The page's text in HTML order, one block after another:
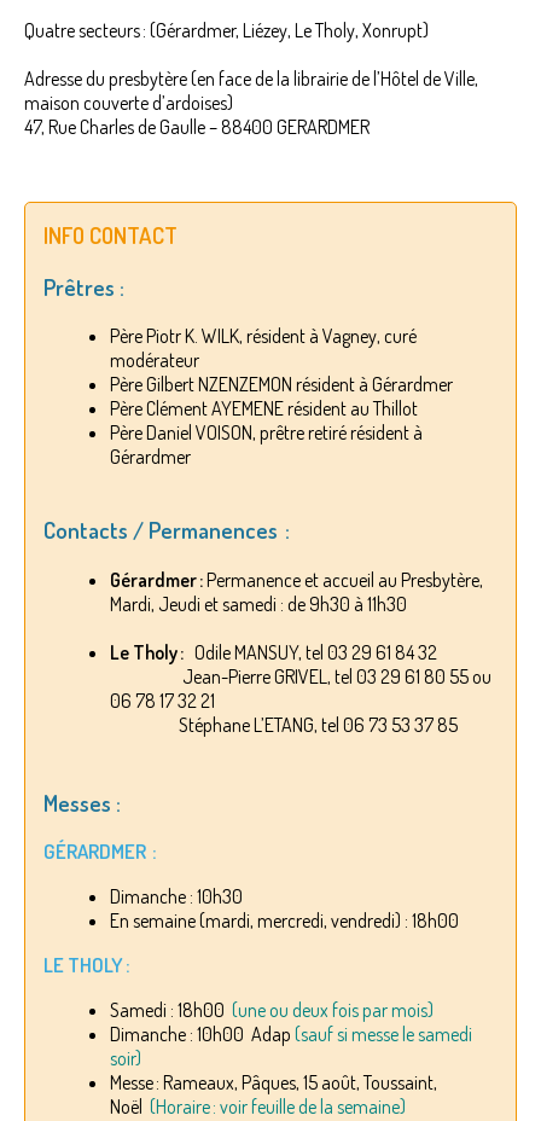
Quatre secteurs : (Gérardmer, Liézey, Le Tholy, Xonrupt)
Adresse du presbytère (en face de la librairie de l’Hôtel de Ville,
maison couverte d’ardoises)
47, Rue Charles de Gaulle – 88400 GERARDMER
INFO CONTACT
Prêtres :
Père Piotr K. WILK, résident à Vagney, curé
modérateur
Père Gilbert NZENZEMON résident à Gérardmer
Père Clément AYEMENE résident au Thillot
Père Daniel VOISON, prêtre retiré résident à
Gérardmer
Contacts / Permanences :
Gérardmer :Permanence et accueil au Presbytère,
Mardi, Jeudi et samedi : de 9h30 à 11h30
Le Tholy : Odile MANSUY, tel 03 29 61 84 32
Jean-Pierre GRIVEL, tel 03 29 61 80 55 ou
06 78 17 32 21
Stéphane L’ETANG, tel 06 73 53 37 85
Messes :
GÉRARDMER :
Dimanche : 10h30
En semaine (mardi, mercredi, vendredi) : 18h00
LE THOLY :
Samedi : 18h00 (une ou deux fois par mois)
Dimanche : 10h00 Adap (sauf si messe le samedi
soir)
Messe : Rameaux, Pâques, 15 août, Toussaint,
Noël (Horaire : voir feuille de la semaine)